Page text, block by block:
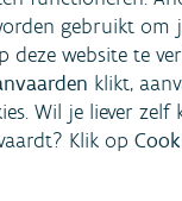
gebruikt om
deze website te
klikt,
Wil je liever zelf
Klik op